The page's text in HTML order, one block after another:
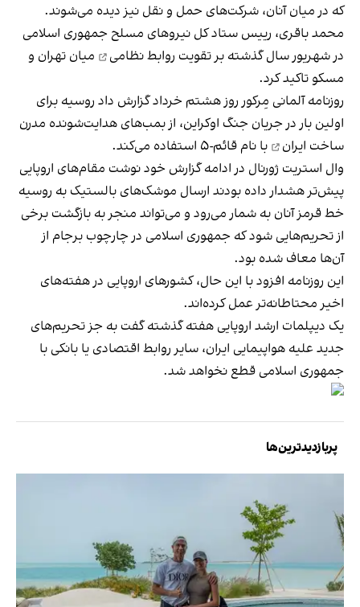
که در میان آنان، شرکت‌های حمل و نقل نیز دیده می‌شوند.
محمد باقری، رییس ستاد کل نیروهای مسلح جمهوری اسلامی
در شهریور سال گذشته بر تقویت روابط نظامی
میان تهران و
مسکو تاکید کرد.
روزنامه آلمانی مِرکور روز هشتم خرداد گزارش داد روسیه برای
اولین بار در جریان جنگ اوکراین، از بمب‌های هدایت‌شونده مدرن
ساخت ایران
با نام قائم‌-۵ استفاده می‌کند.
وال استریت ژورنال در ادامه گزارش خود نوشت مقام‌های اروپایی
پیش‌تر هشدار داده بودند ارسال موشک‌های بالستیک به روسیه
خط قرمز آنان به شمار می‌رود و می‌تواند منجر به بازگشت برخی
از تحریم‌هایی شود که جمهوری اسلامی در چارچوب برجام از
آن‌ها معاف شده بود.
این روزنامه افزود با این حال، کشورهای اروپایی در هفته‌های
اخیر محتاطانه‌تر عمل کرده‌اند.
یک دیپلمات ارشد اروپایی هفته گذشته گفت به جز تحریم‌های
جدید علیه هواپیمایی ایران، سایر روابط اقتصادی یا بانکی با
جمهوری اسلامی قطع نخواهد شد.
پربازدیدترین‌ها